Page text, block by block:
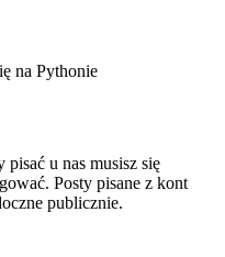
na Pythonie
u nas musisz się
Posty pisane z kont
publicznie.